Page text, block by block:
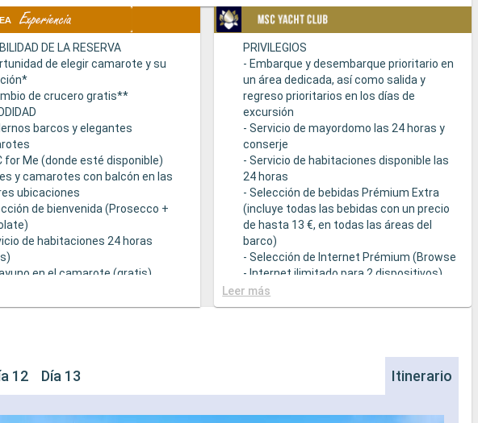
DE LA RESERVA
de elegir camarote y su
de crucero gratis**
barcos y elegantes
for Me (donde esté disponible)
y camarotes con balcón en las
ubicaciones
de bienvenida (Prosecco +
de habitaciones 24 horas
en el camarote (gratis)
de reservar la selección de
de restricciones dietéticas
PRIVILEGIOS
- Embarque y desembarque prioritario en
un área dedicada, así como salida y
regreso prioritarios en los días de
excursión
- Servicio de mayordomo las 24 horas y
conserje
- Servicio de habitaciones disponible las
24 horas
- Selección de bebidas Prémium Extra
(incluye todas las bebidas con un precio
de hasta 13 €, en todas las áreas del
barco)
- Selección de Internet Prémium (Browse
- Internet ilimitado para 2 dispositivos)
- Acceso prioritario a la suite termal de
MSC Aurea Spa
- Otros detalles: servicio de empaquetar
petición
Leer más
12 Día 13 Itinerario